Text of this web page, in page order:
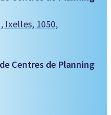
Ixelles, 1050,
Centres de Planning